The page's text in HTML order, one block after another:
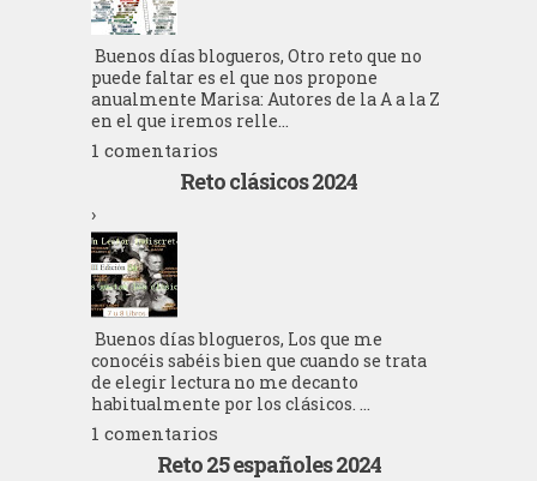
Buenos días blogueros, Otro reto que no
puede faltar es el que nos propone
anualmente Marisa: Autores de la A a la Z
en el que iremos relle...
1 comentarios
Reto clásicos 2024
›
Buenos días blogueros, Los que me
conocéis sabéis bien que cuando se trata
de elegir lectura no me decanto
habitualmente por los clásicos. ...
1 comentarios
Reto 25 españoles 2024